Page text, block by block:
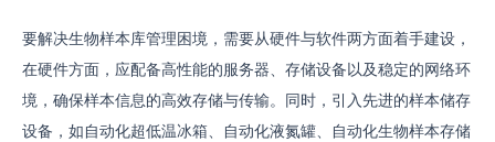
要解决生物样本库管理困境，需要从硬件与软件两方面着手建设，
在硬件方面，应配备高性能的服务器、存储设备以及稳定的网络环
境，确保样本信息的高效存储与传输。同时，引入先进的样本储存
设备，如自动化超低温冰箱、自动化液氮罐、自动化生物样本存储